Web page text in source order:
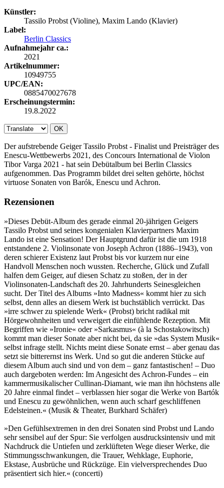
Künstler:
Tassilo Probst (Violine), Maxim Lando (Klavier)
Label:
Berlin Classics
Aufnahmejahr ca.:
2021
Artikelnummer:
10949755
UPC/EAN:
0885470027678
Erscheinungstermin:
19.8.2022
OK
Der aufstrebende Geiger Tassilo Probst - Finalist und Preisträger des
Enescu-Wettbewerbs 2021, des Concours International de Violon
Tibor Varga 2021 - hat sein Debütalbum bei Berlin Classics
aufgenommen. Das Programm bildet drei selten gehörte, höchst
virtuose Sonaten von Barók, Enescu und Achron.
Rezensionen
»Dieses Debüt-Album des gerade einmal 20-jährigen Geigers
Tassilo Probst und seines kongenialen Klavierpartners Maxim
Lando ist eine Sensation! Der Hauptgrund dafür ist die um 1918
entstandene 2.​ Violinsonate von Joseph Achron (1886–1943), von
deren schierer Existenz laut Probst bis vor kurzem nur eine
Handvoll Menschen noch wussten.​ Recherche, Glück und Zufall
halfen dem Geiger, auf diesen Schatz zu stoßen, der in der
Violinsonaten-Landschaft des 20.​ Jahrhunderts Seinesgleichen
sucht.​ Der Titel des Albums »Into Madness« kommt hier zu sich
selbst, denn alles an diesem Werk ist buchstäblich verrückt.​ Das
»irre schwer zu spielende Werk« (Probst) bricht radikal mit
Hörgewohnheiten und verweigert die einfühlende Rezeption.​ Mit
Begriffen wie »Ironie« oder »Sarkasmus« (à la Schostakowitsch)
kommt man dieser Sonate aber nicht bei, da sie »das System Musik«
selbst infrage stellt.​ Nichts meint diese Sonate ernst – aber genau das
setzt sie bitterernst ins Werk.​ Und so gut die anderen Stücke auf
diesem Album auch sind und von dem – ganz fantastischen! – Duo
auch dargeboten werden: Im Angesicht des Achron-Fundes – ein
kammermusikalischer Cullinan-Diamant, wie man ihn höchstens alle
20 Jahre einmal findet – verblassen hier sogar die Werke von Bartók
und Enescu zu gewöhnlichen, wenn auch scharf geschliffenen
Edelsteinen.​« (Musik & Theater, Burkhard Schäfer)
»Den Gefühlsextremen in den drei Sonaten sind Probst und Lando
sehr sensibel auf der Spur: Sie verfolgen ausdrucksintensiv und mit
Nachdruck die Untiefen und zerklüfteten Wege dieser Werke, die
Stimmungsschwankungen, die Trauer, Wehklage, Euphorie,
Ekstase, Ausbrüche und Rückzüge.​ Ein vielversprechendes Duo
präsentiert sich hier.​« (concerti)